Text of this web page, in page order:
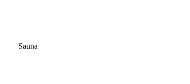
Sauna